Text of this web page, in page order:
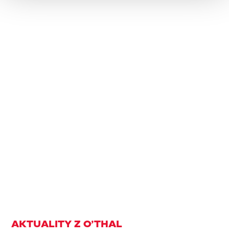
AKTUALITY Z O’THAL